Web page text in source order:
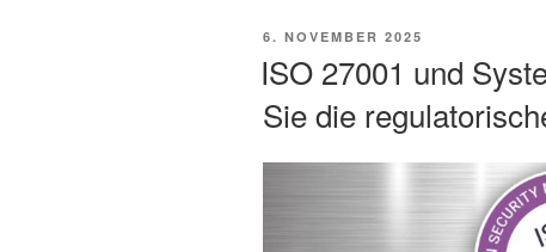
Schrecken
führt,
aber
ohne
Folgen
VERÖFFENTLICHT
6. NOVEMBER 2025
ISO 27001 und
Sie die